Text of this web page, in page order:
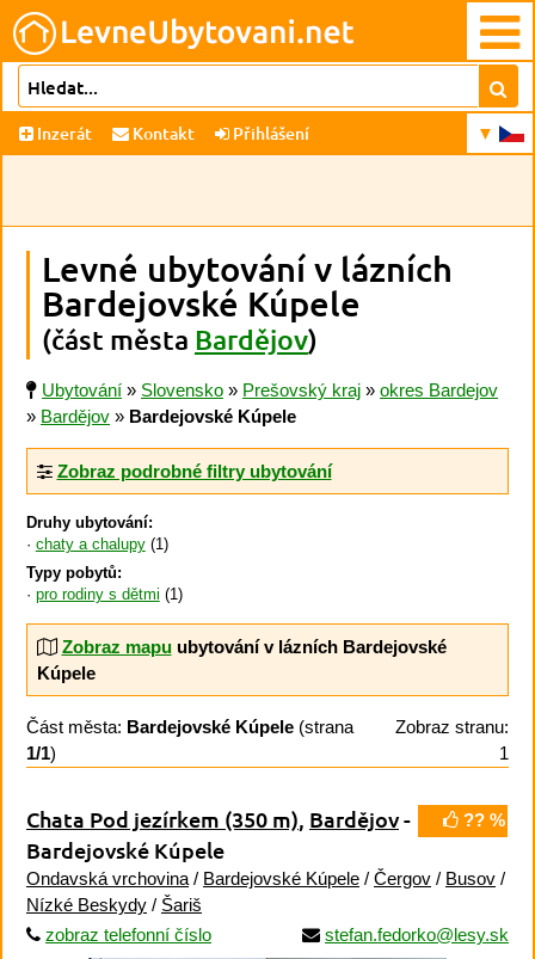
Inzerát Kontakt Přihlášení
Levné ubytování v lázních
Bardejovské Kúpele
(část města Bardějov)
Ubytování » Slovensko » Prešovský kraj » okres Bardejov
» Bardějov » Bardejovské Kúpele
Zobraz podrobné filtry ubytování
Druhy ubytování:
chaty a chalupy(1)
Typy pobytů:
pro rodiny s dětmi (1)
Zobraz mapuubytování v lázních Bardejovské
Kúpele
Část města: Bardejovské Kúpele (strana
1/1)
Zobraz stranu:
1
?? %
Chata Pod jezírkem (350 m), Bardějov-
Bardejovské Kúpele
Ondavská vrchovina / Bardejovské Kúpele / Čergov / Busov /
Nízké Beskydy / Šariš
zobraz telefonní číslo
stefan.fedorko@lesy.sk